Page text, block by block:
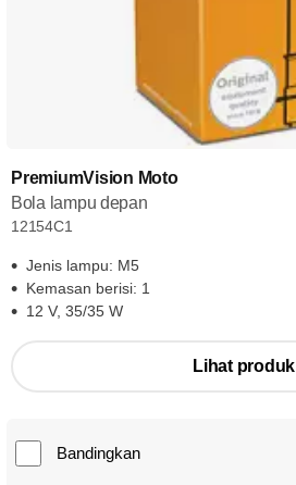
PremiumVision Moto
Bola lampu depan
12154C1
Jenis lampu: M5
Kemasan berisi: 1
12 V, 35/35 W
Lihat produk
Bandingkan